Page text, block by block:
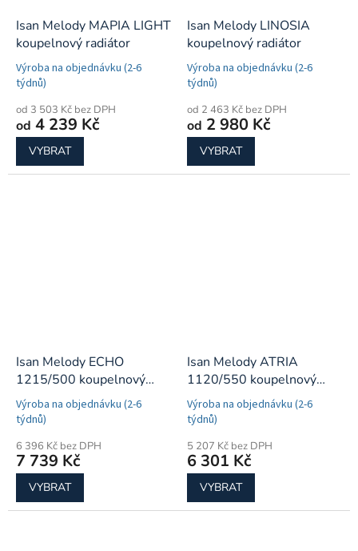
Isan Melody MAPIA LIGHT
koupelnový radiátor
Výroba na objednávku (2-6
týdnů)
od 3 503 Kč bez DPH
od 4 239 Kč
VYBRAT
Isan Melody LINOSIA
koupelnový radiátor
Výroba na objednávku (2-6
týdnů)
od 2 463 Kč bez DPH
od 2 980 Kč
VYBRAT
Isan Melody ECHO
1215/500 koupelnový
radiátor
Výroba na objednávku (2-6
týdnů)
6 396 Kč bez DPH
7 739 Kč
VYBRAT
Isan Melody ATRIA
1120/550 koupelnový
radiátor
Výroba na objednávku (2-6
týdnů)
5 207 Kč bez DPH
6 301 Kč
VYBRAT